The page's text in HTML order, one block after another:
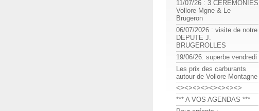
11/07/26 : 3 CEREMONIES
Vollore-Mgne & Le
Brugeron
06/07/2026 : visite de notre
DEPUTE J.
BRUGEROLLES
19/06/26: superbe vendredi
Les prix des carburants
autour de Vollore-Montagne
<><><><><><><><>
*** A VOS AGENDAS ***